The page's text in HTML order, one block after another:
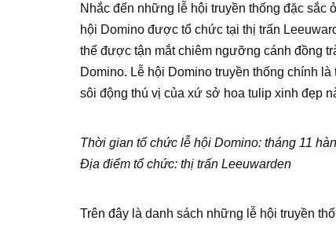
Nhắc đến những lễ hội truyền thống đặc sắc
hội Domino được tổ chức tại thị trấn
thể được tận mắt chiêm ngưỡng cánh đồng
Domino. Lễ hội Domino truyền thống chính
sôi động thú vị của xứ sở hoa tulip xinh đẹp
Thời gian tổ chức lễ hội Domino: tháng 11
Địa điểm tổ chức: thị trấn Leeuwarden
Trên đây là danh sách những lễ hội truyền